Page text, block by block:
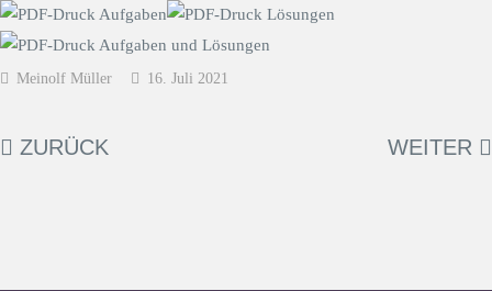
Meinolf Müller 16. Juli 2021
ZURÜCK WEITER